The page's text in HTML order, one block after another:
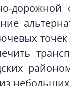
дорожной